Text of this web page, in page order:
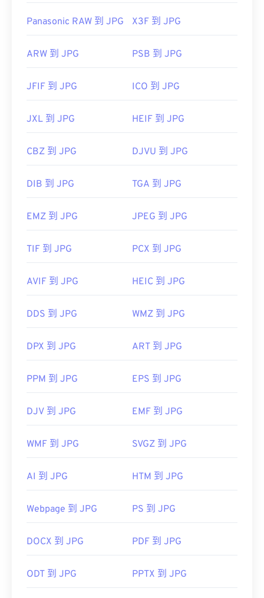
Panasonic RAW 到 JPG X3F 到 JPG
ARW 到 JPG PSB 到 JPG
JFIF 到 JPG ICO 到 JPG
JXL 到 JPG HEIF 到 JPG
CBZ 到 JPG DJVU 到 JPG
DIB 到 JPG TGA 到 JPG
EMZ 到 JPG JPEG 到 JPG
TIF 到 JPG PCX 到 JPG
AVIF 到 JPG HEIC 到 JPG
DDS 到 JPG WMZ 到 JPG
DPX 到 JPG ART 到 JPG
PPM 到 JPG EPS 到 JPG
DJV 到 JPG EMF 到 JPG
WMF 到 JPG SVGZ 到 JPG
AI 到 JPG HTM 到 JPG
Webpage 到 JPG PS 到 JPG
DOCX 到 JPG PDF 到 JPG
ODT 到 JPG PPTX 到 JPG